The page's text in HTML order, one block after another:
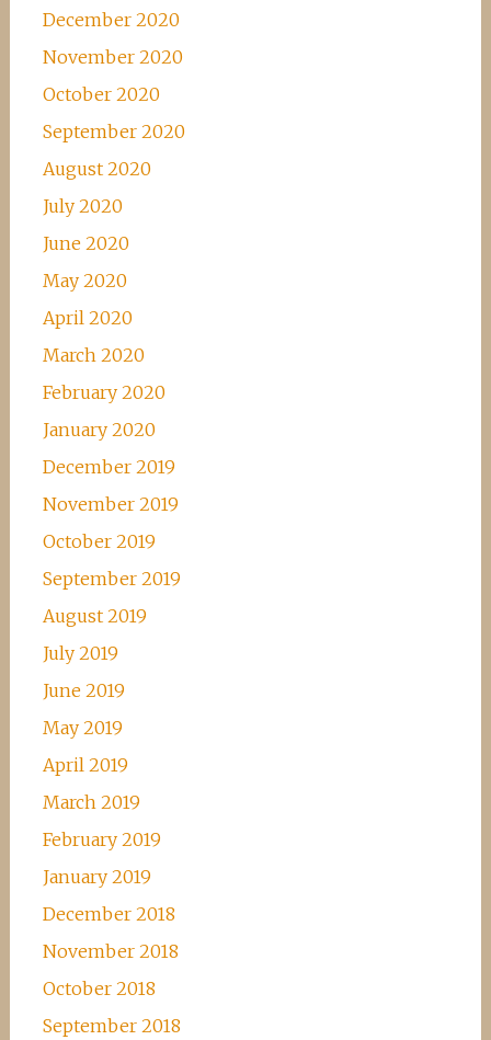
December 2020
November 2020
October 2020
September 2020
August 2020
July 2020
June 2020
May 2020
April 2020
March 2020
February 2020
January 2020
December 2019
November 2019
October 2019
September 2019
August 2019
July 2019
June 2019
May 2019
April 2019
March 2019
February 2019
January 2019
December 2018
November 2018
October 2018
September 2018